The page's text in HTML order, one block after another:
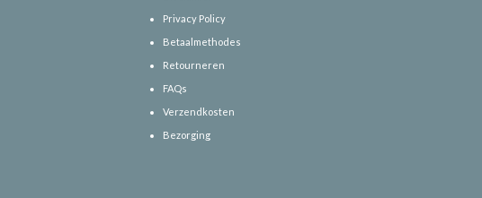
Privacy Policy
Betaalmethodes
Retourneren
FAQs
Verzendkosten
Bezorging